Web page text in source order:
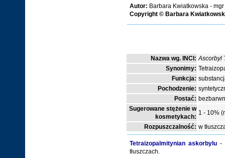
Autor: Barbara Kwiatkowska -
Copyright © Barbara
Nazwa wg. INCI: Ascorbyl
Synonimy:
Funkcja:
Pochodzenie:
Postać:
Sugerowane stężenie w
kosmetykach:
1 - 10%
Rozpuszczalność: w
Tetraizopalmitynian askorbylu-
tłuszczach.